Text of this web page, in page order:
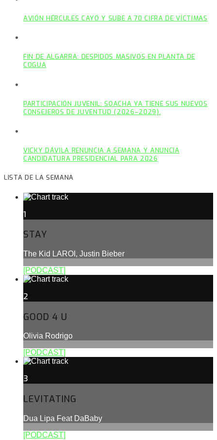
AVIÓN HÉRCULES CAYÓ Y SUBE A 70 CIFRA DE VÍCTIMAS
FIN DE ALGARRA: DESPIDOS MASIVOS EN PLANTA DE
COGUA
PARTICIPACIÓN JUVENIL: SOACHA YA TIENE SUS NUEVOS
CONSEJEROS DE JUVENTUD (2026–2029).
VICKY DÁVILA RENUNCIA A SEMANA Y ANUNCIA
CANDIDATURA PRESIDENCIAL PARA 2026
LISTA DE LA SEMANA
1
STAY
The Kid LAROI, Justin Bieber
[PODCAST]
2
GOOD 4 U
Olivia Rodrigo
[PODCAST]
3
LEVITATING
Dua Lipa Feat DaBaby
[PODCAST]